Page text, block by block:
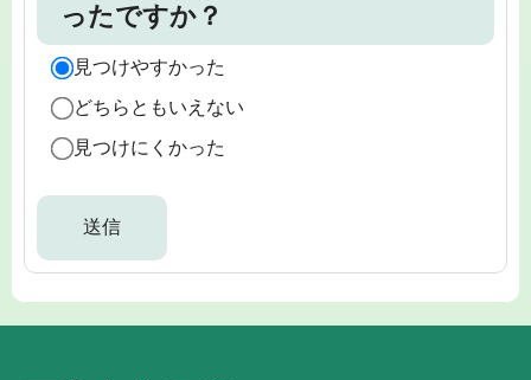
ったですか？
見つけやすかった
どちらともいえない
見つけにくかった